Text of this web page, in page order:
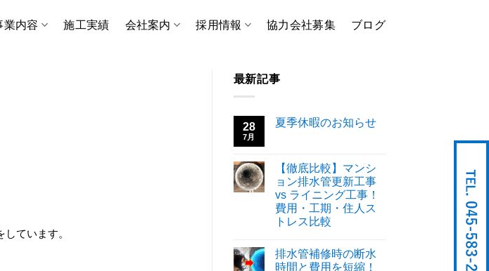
業内容 施工実績 会社案内 採用情報 協力会社募集 ブログ
ています。
最新記事
28
7月
夏季休暇のお知らせ
【徹底比較】マンシ
ョン排水管更新工事
vs ライニング工事！
費用・工期・住人ス
トレス比較
排水管補修時の断水
時間と費用を短縮！